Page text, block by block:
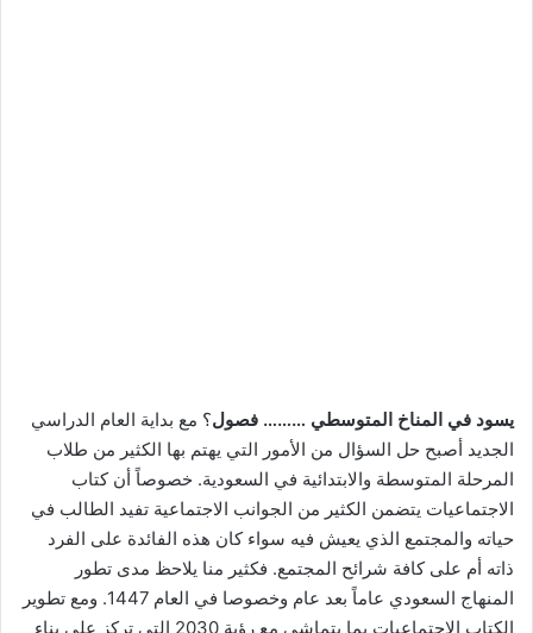
يسود في المناخ المتوسطي ……… فصول؟ مع بداية العام الدراسي
الجديد أصبح حل السؤال من الأمور التي يهتم بها الكثير من طلاب
المرحلة المتوسطة والابتدائية في السعودية. خصوصاً أن كتاب
الاجتماعيات يتضمن الكثير من الجوانب الاجتماعية تفيد الطالب في
حياته والمجتمع الذي يعيش فيه سواء كان هذه الفائدة على الفرد
ذاته أم على كافة شرائح المجتمع. فكثير منا يلاحظ مدى تطور
المنهاج السعودي عاماً بعد عام وخصوصا في العام 1447. ومع تطوير
الكتاب الاجتماعيات بما يتماشى مع رؤية 2030 التي تركز على بناء